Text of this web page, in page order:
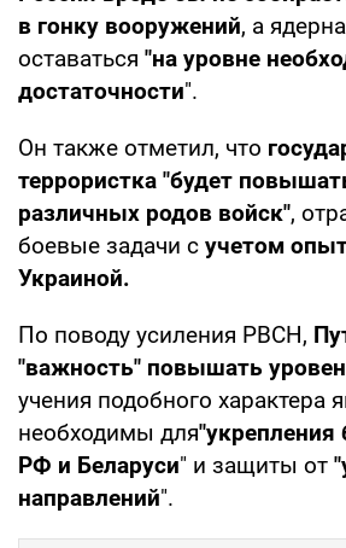
в гонку вооружений, а
оставаться "на уровне
достаточности".
Он также отметил, что
террористка "будет
различных родов войск",
боевые задачи с учетом
Украиной.
По поводу усиления РВСН,
"важность" повышать
учения подобного характера
необходимы для"укрепления
РФ и Беларуси" и защиты от
направлений".